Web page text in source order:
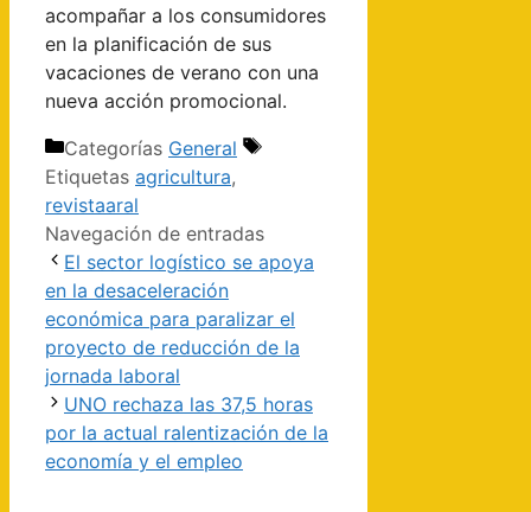
acompañar a los consumidores
en la planificación de sus
vacaciones de verano con una
nueva acción promocional.
Categorías General
Etiquetas agricultura,
revistaaral
Navegación de entradas
El sector logístico se apoya
en la desaceleración
económica para paralizar el
proyecto de reducción de la
jornada laboral
UNO rechaza las 37,5 horas
por la actual ralentización de la
economía y el empleo